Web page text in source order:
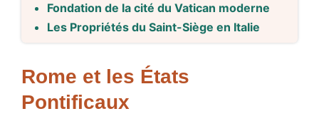
Fondation de la cité du Vatican moderne
Les Propriétés du Saint-Siège en Italie
Rome et les États
Pontificaux